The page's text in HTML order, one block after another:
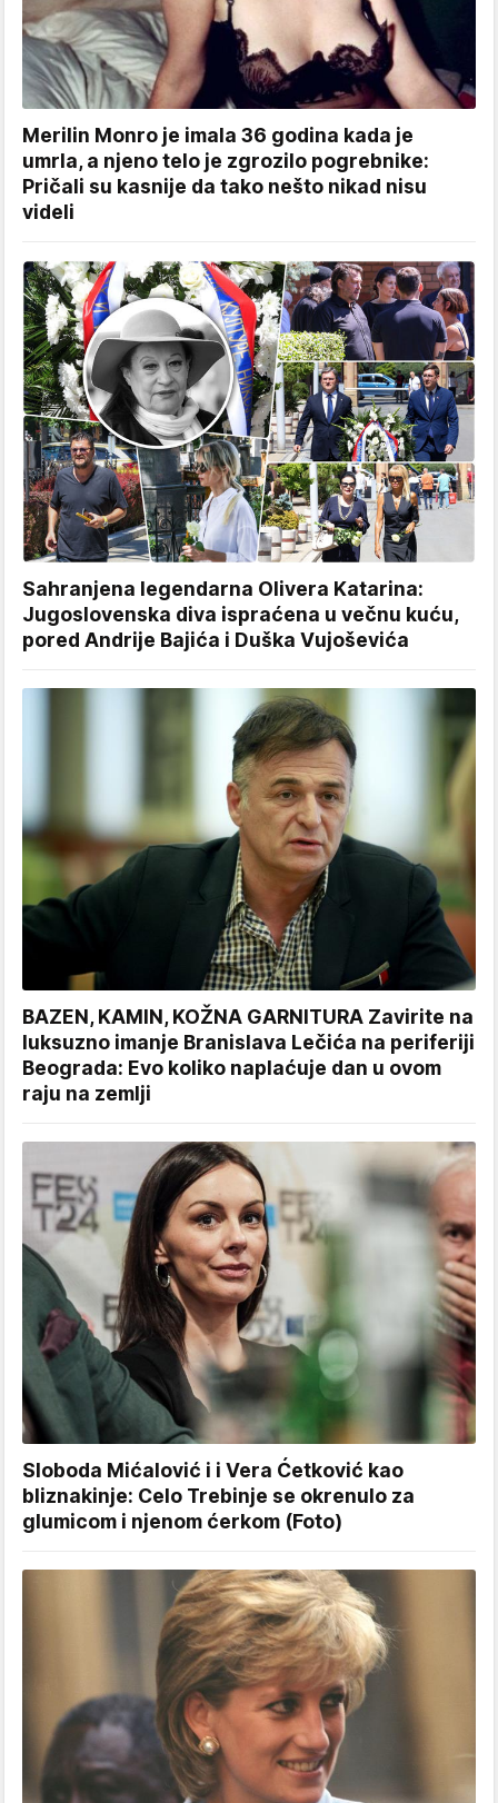
Merilin Monro je imala 36 godina kada je
umrla, a njeno telo je zgrozilo pogrebnike:
Pričali su kasnije da tako nešto nikad nisu
videli
Sahranjena legendarna Olivera Katarina:
Jugoslovenska diva ispraćena u večnu kuću,
pored Andrije Bajića i Duška Vujoševića
BAZEN, KAMIN, KOŽNA GARNITURA Zavirite na
luksuzno imanje Branislava Lečića na periferiji
Beograda: Evo koliko naplaćuje dan u ovom
raju na zemlji
Sloboda Mićalović i i Vera Ćetković kao
bliznakinje: Celo Trebinje se okrenulo za
glumicom i njenom ćerkom (Foto)